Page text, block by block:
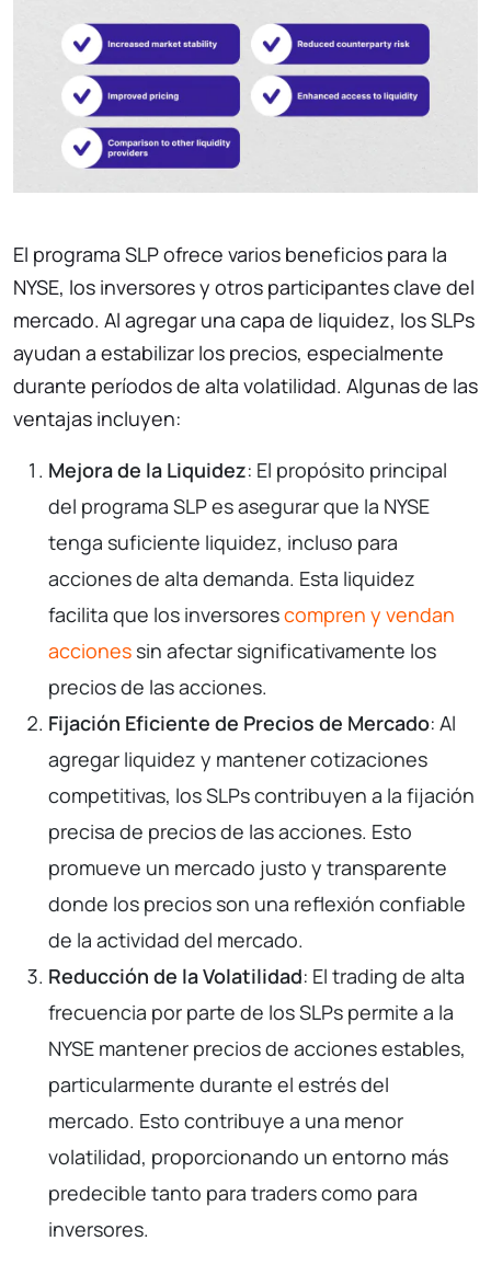
El programa SLP ofrece varios beneficios para la
NYSE, los inversores y otros participantes clave del
mercado. Al agregar una capa de liquidez, los SLPs
ayudan a estabilizar los precios, especialmente
durante períodos de alta volatilidad. Algunas de las
ventajas incluyen:
Mejora de la Liquidez: El propósito principal
del programa SLP es asegurar que la NYSE
tenga suficiente liquidez, incluso para
acciones de alta demanda. Esta liquidez
facilita que los inversorescompren y vendan
acciones sin afectar significativamente los
precios de las acciones.
Fijación Eficiente de Precios de Mercado: Al
agregar liquidez y mantener cotizaciones
competitivas, los SLPs contribuyen a la fijación
precisa de precios de las acciones. Esto
promueve un mercado justo y transparente
donde los precios son una reflexión confiable
de la actividad del mercado.
Reducción de la Volatilidad: El trading de alta
frecuencia por parte de los SLPs permite a la
NYSE mantener precios de acciones estables,
particularmente durante el estrés del
mercado. Esto contribuye a una menor
volatilidad, proporcionando un entorno más
predecible tanto para traders como para
inversores.